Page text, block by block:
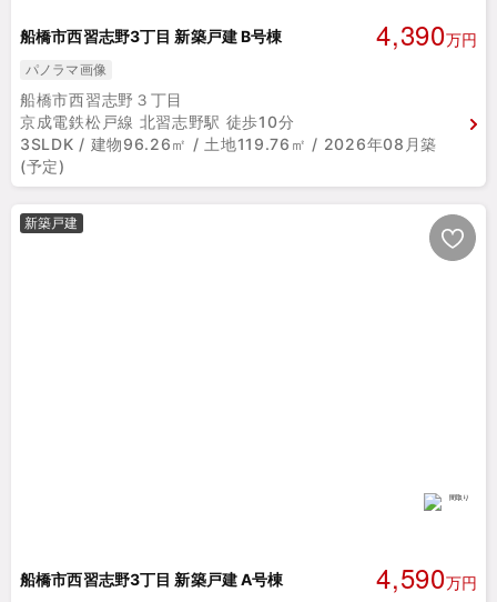
船橋市西習志野3丁目 新築戸建 B号棟 4,390万円
パノラマ画像
船橋市西習志野３丁目
京成電鉄松戸線 北習志野駅 徒歩10分
3SLDK / 建物96.26㎡ / 土地119.76㎡ / 2026年08月築
(予定)
新築戸建
船橋市西習志野3丁目 新築戸建 A号棟 4,590万円